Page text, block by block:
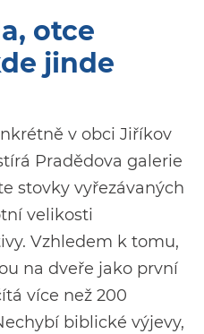
otce
jinde
v obci Jiříkov
Pradědova galerie
stovky vyřezávaných
velikosti
Vzhledem k tomu,
na dveře jako první
více než 200
biblické výjevy,